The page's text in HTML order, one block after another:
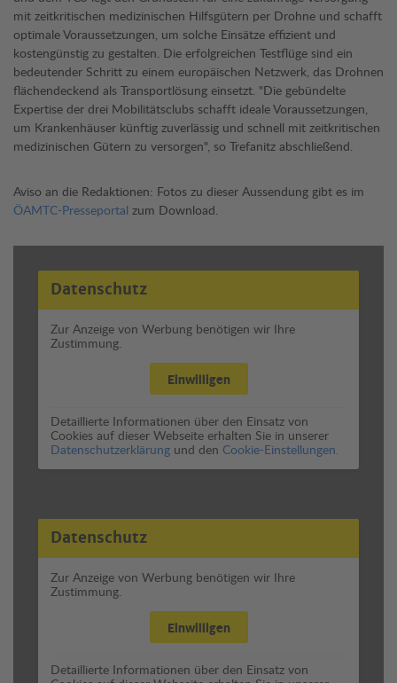
mit zeitkritischen medizinischen Hilfsgütern per Drohne und schafft
optimale Voraussetzungen, um solche Einsätze effizient und
kostengünstig zu gestalten. Die erfolgreichen Testflüge sind ein
bedeutender Schritt zu einem europäischen Netzwerk, das Drohnen
flächendeckend als Transportlösung einsetzt. "Die gebündelte
Expertise der drei Mobilitätsclubs schafft ideale Voraussetzungen,
um Krankenhäuser künftig zuverlässig und schnell mit zeitkritischen
medizinischen Gütern zu versorgen", so Trefanitz abschließend.
Aviso an die Redaktionen: Fotos zu dieser Aussendung gibt es im
ÖAMTC-Presseportal zum Download.
Datenschutz
Zur Anzeige von Werbung benötigen wir Ihre
Zustimmung.
Einwilligen
Detaillierte Informationen über den Einsatz von
Cookies auf dieser Webseite erhalten Sie in unserer
Datenschutzerklärung und den Cookie-Einstellungen.
Datenschutz
Zur Anzeige von Werbung benötigen wir Ihre
Zustimmung.
Einwilligen
Detaillierte Informationen über den Einsatz von